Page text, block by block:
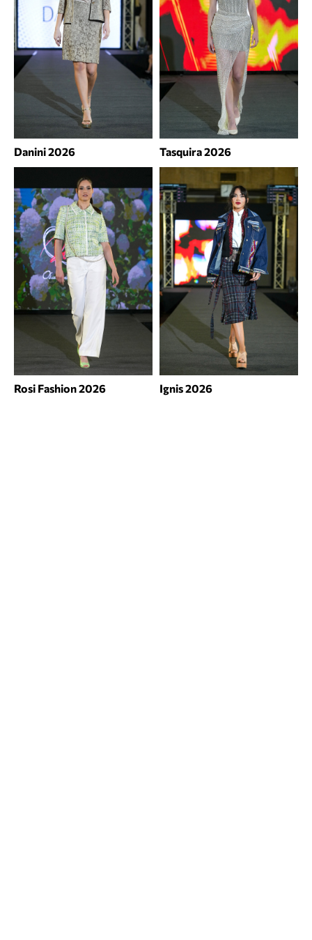
Danini 2026 Tasquira 2026
Rosi Fashion 2026 Ignis 2026